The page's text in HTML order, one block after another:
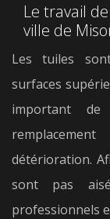
Le travail
ville de
Les tuiles
surfaces
important
détérioration.
sont pas
professionnels